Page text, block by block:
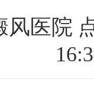
风医院